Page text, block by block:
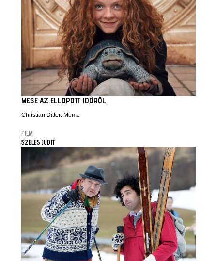
MESE AZ ELLOPOTT IDŐRŐL
Christian Ditter: Momo
FILM
SZELES JUDIT